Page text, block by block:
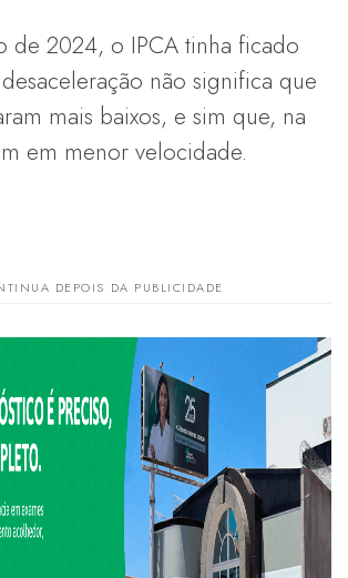
de 2024, o IPCA tinha ficado
não significa que
mais baixos, e sim que, na
em menor velocidade.